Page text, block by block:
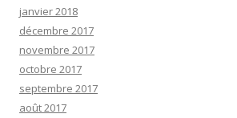
janvier 2018
décembre 2017
novembre 2017
octobre 2017
septembre 2017
août 2017